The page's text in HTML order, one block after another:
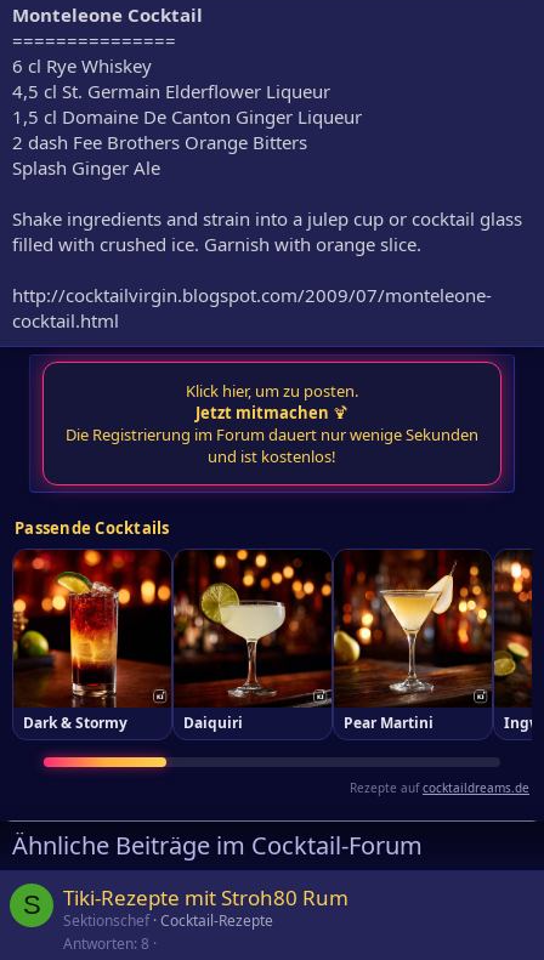
Monteleone Cocktail
===============
6 cl Rye Whiskey
4,5 cl St. Germain Elderflower Liqueur
1,5 cl Domaine De Canton Ginger Liqueur
2 dash Fee Brothers Orange Bitters
Splash Ginger Ale
Shake ingredients and strain into a julep cup or cocktail glass
filled with crushed ice. Garnish with orange slice.
http://cocktailvirgin.blogspot.com/2009/07/monteleone-
cocktail.html
Klick hier, um zu posten.
Jetzt mitmachen 🍹
Die Registrierung im Forum dauert nur wenige Sekunden
und ist kostenlos!
Passende Cocktails
Dark & Stormy Daiquiri Pear Martini
Rezepte aufcocktaildreams.de
Ähnliche Beiträge im Cocktail-Forum
S Tiki-Rezepte mit Stroh80 Rum
Sektionschef Cocktail-Rezepte
Antworten 8